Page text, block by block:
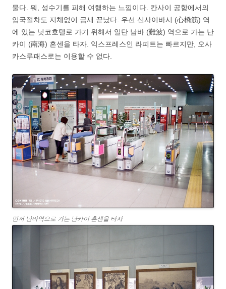
물다. 뭐, 성수기를 피해 여행하는 느낌이다. 칸사이 공항에서의
입국절차도 지체없이 금새 끝났다. 우선 신사이바시 (心橋筋) 역
에 있는 닛코호텔로 가기 위해서 일단 남바 (難波) 역으로 가는 난
카이 (南海) 혼센을 타자. 익스프레스인 라피트는 빠르지만, 오사
카스루패스로는 이용할 수 없다.
먼저 난바역으로 가는 난카이 혼센을 타자